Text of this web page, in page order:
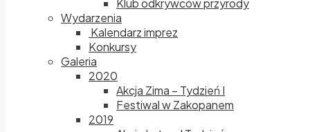
Klub odkrywców przyrody
Wydarzenia
Kalendarz imprez
Konkursy
Galeria
2020
Akcja Zima – Tydzień I
Festiwal w Zakopanem
2019